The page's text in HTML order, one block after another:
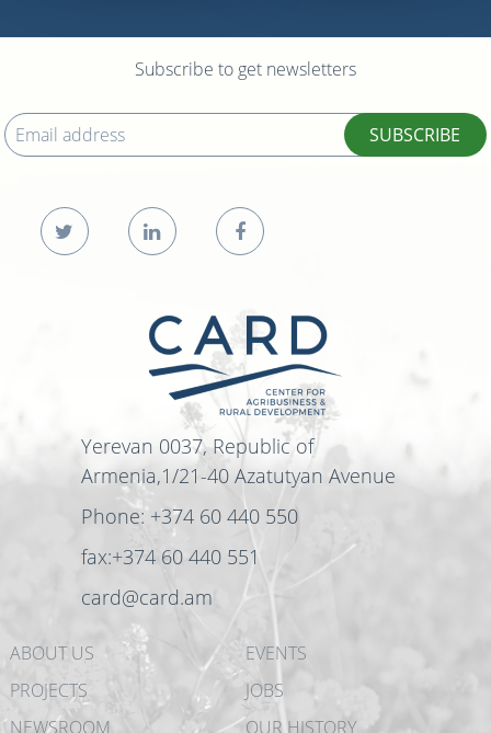
Subscribe to get newsletters
SUBSCRIBE
Yerevan 0037, Republic of
Armenia,1/21-40 Azatutyan Avenue
Phone: +374 60 440 550
fax:+374 60 440 551
card@card.am
ABOUT US
EVENTS
PROJECTS
JOBS
NEWSROOM
OUR HISTORY